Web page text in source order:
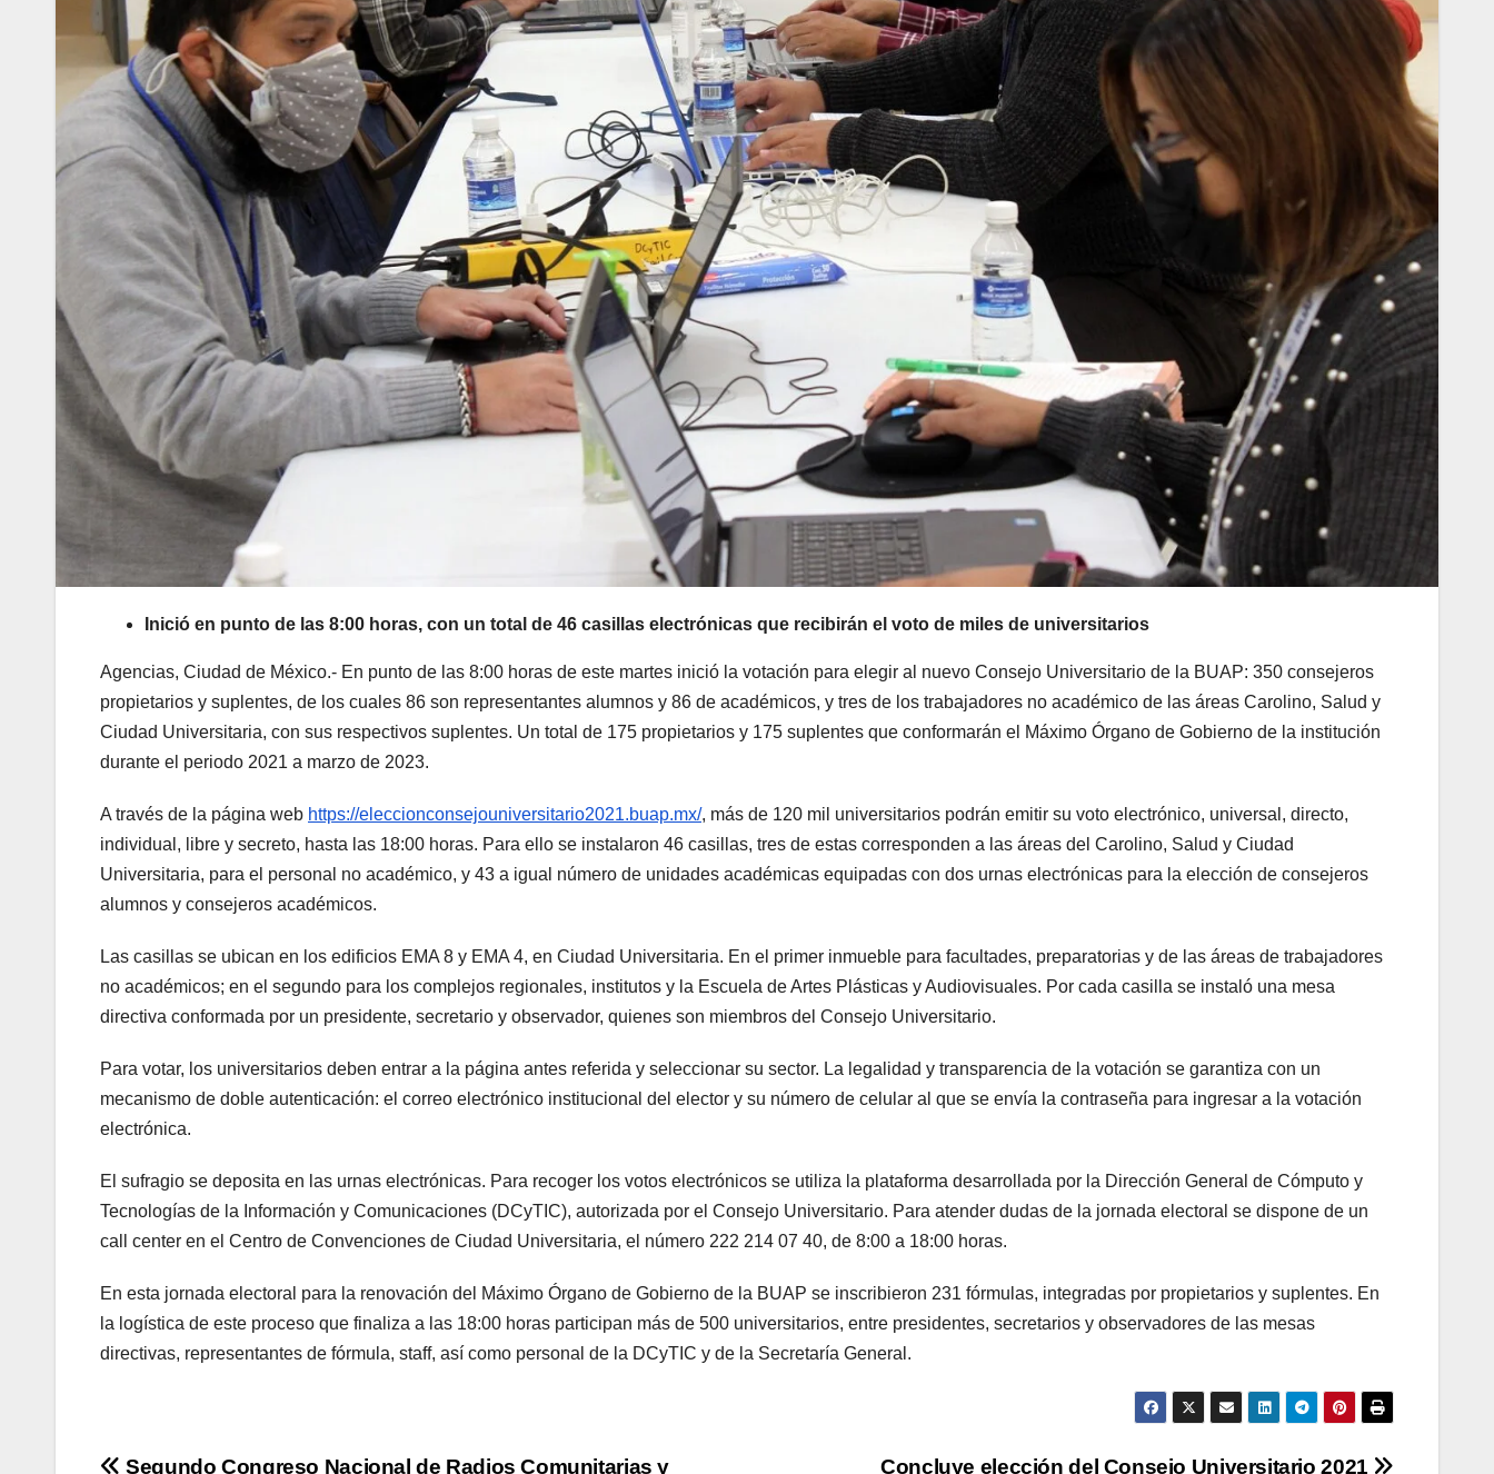
Inició en punto de las 8:00 horas, con un total de 46 casillas electrónicas que recibirán el voto de miles de universitarios
Agencias, Ciudad de México.- En punto de las 8:00 horas de este martes inició la votación para elegir al nuevo Consejo Universitario de la BUAP: 350 consejeros
propietarios y suplentes, de los cuales 86 son representantes alumnos y 86 de académicos, y tres de los trabajadores no académico de las áreas Carolino, Salud y
Ciudad Universitaria, con sus respectivos suplentes. Un total de 175 propietarios y 175 suplentes que conformarán el Máximo Órgano de Gobierno de la institución
durante el periodo 2021 a marzo de 2023.
A través de la página web https://eleccionconsejouniversitario2021.buap.mx/, más de 120 mil universitarios podrán emitir su voto electrónico, universal, directo,
individual, libre y secreto, hasta las 18:00 horas. Para ello se instalaron 46 casillas, tres de estas corresponden a las áreas del Carolino, Salud y Ciudad
Universitaria, para el personal no académico, y 43 a igual número de unidades académicas equipadas con dos urnas electrónicas para la elección de consejeros
alumnos y consejeros académicos.
Las casillas se ubican en los edificios EMA 8 y EMA 4, en Ciudad Universitaria. En el primer inmueble para facultades, preparatorias y de las áreas de trabajadores
no académicos; en el segundo para los complejos regionales, institutos y la Escuela de Artes Plásticas y Audiovisuales. Por cada casilla se instaló una mesa
directiva conformada por un presidente, secretario y observador, quienes son miembros del Consejo Universitario.
Para votar, los universitarios deben entrar a la página antes referida y seleccionar su sector. La legalidad y transparencia de la votación se garantiza con un
mecanismo de doble autenticación: el correo electrónico institucional del elector y su número de celular al que se envía la contraseña para ingresar a la votación
electrónica.
El sufragio se deposita en las urnas electrónicas. Para recoger los votos electrónicos se utiliza la plataforma desarrollada por la Dirección General de Cómputo y
Tecnologías de la Información y Comunicaciones (DCyTIC), autorizada por el Consejo Universitario. Para atender dudas de la jornada electoral se dispone de un
call center en el Centro de Convenciones de Ciudad Universitaria, el número 222 214 07 40, de 8:00 a 18:00 horas.
En esta jornada electoral para la renovación del Máximo Órgano de Gobierno de la BUAP se inscribieron 231 fórmulas, integradas por propietarios y suplentes. En
la logística de este proceso que finaliza a las 18:00 horas participan más de 500 universitarios, entre presidentes, secretarios y observadores de las mesas
directivas, representantes de fórmula, staff, así como personal de la DCyTIC y de la Secretaría General.
Concluye elección del Consejo Universitario 2021
Segundo Congreso Nacional de Radios Comunitarias y